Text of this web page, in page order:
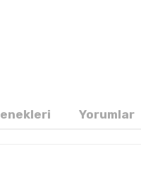
Yorumlar